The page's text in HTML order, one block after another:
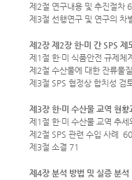
제2절 연구내용 및 추진절차 6
제3절 선행연구 및 연구의 차
제2장 제2장 한·미 간 SPS
제1절 한·미 식품안전 규제체
제2절 수산물에 대한 잔류물
제3절 SPS 협정상 합치성 검
제3장 한·미 수산물 교역 현
제1절 한·미 수산물 교역 추
제2절 SPS 관련 수입 사례 60
제3절 소결 71
제4장 분석 방법 및 실증 분석